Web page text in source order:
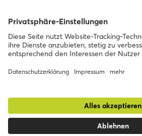
Barrierefreiheit
© BMV 2025